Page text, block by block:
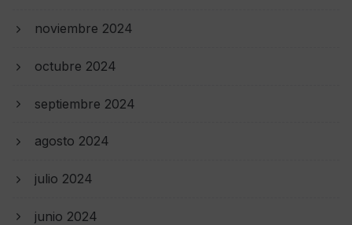
noviembre 2024
octubre 2024
septiembre 2024
agosto 2024
julio 2024
junio 2024